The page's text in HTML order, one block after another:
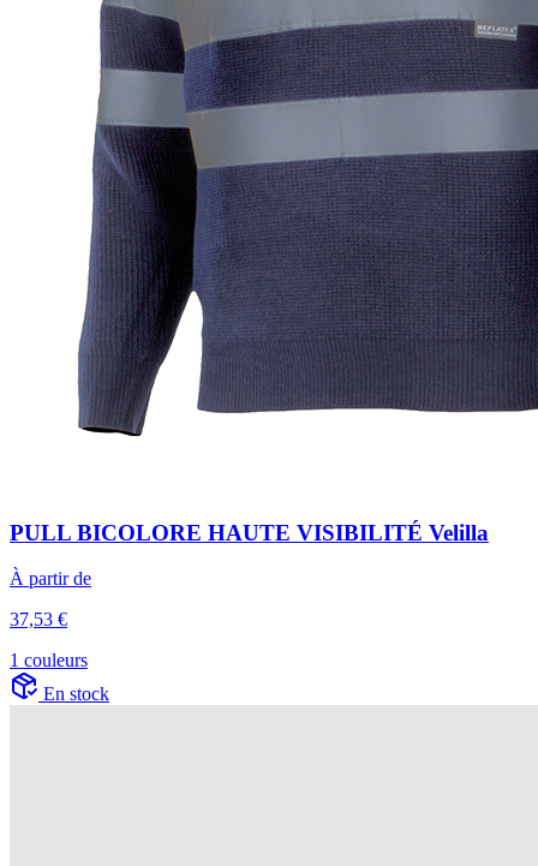
PULL BICOLORE HAUTE VISIBILITÉ Velilla
À partir de
37,53 €
1 couleurs
En stock